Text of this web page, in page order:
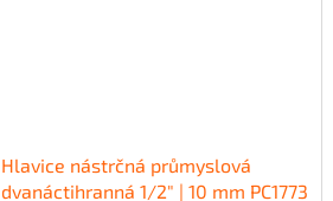
Hlavice nástrčná průmyslová
dvanáctihranná 1/2" | 10 mm PC1773